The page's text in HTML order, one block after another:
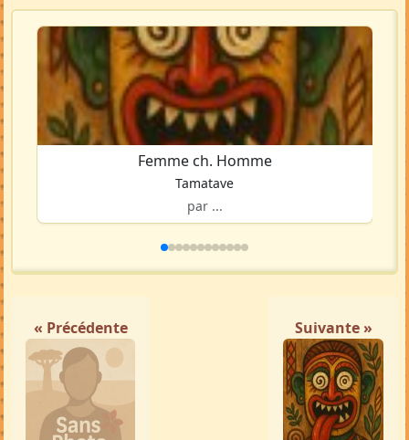
Femme ch. Homme
Tamatave
par ...
« Précédente Suivante »